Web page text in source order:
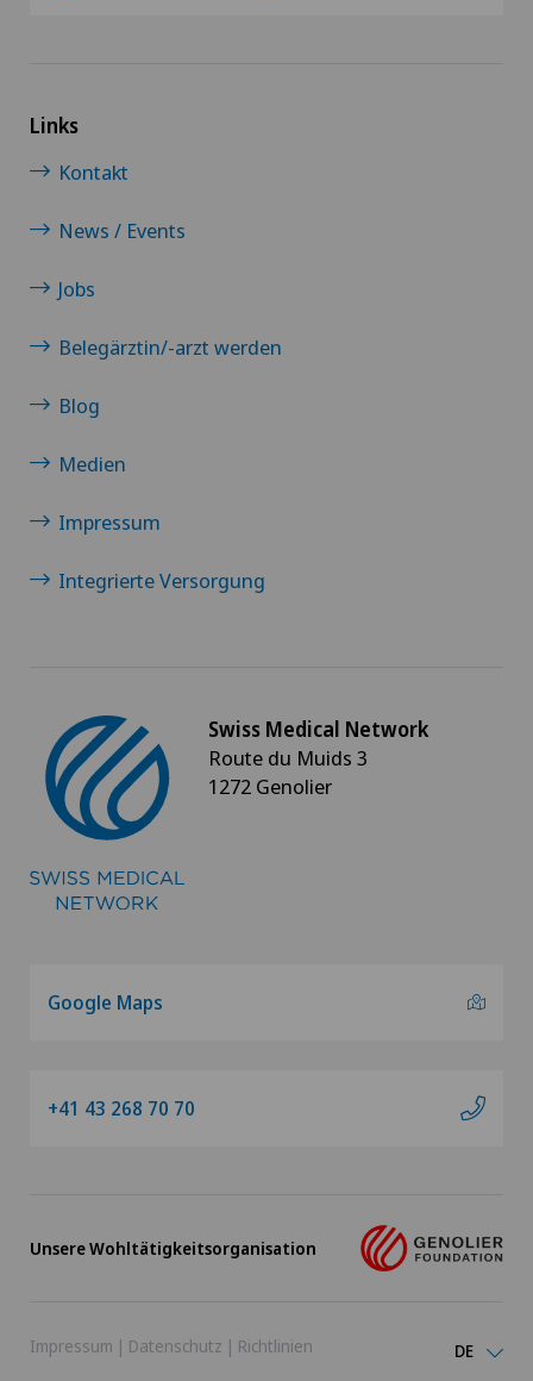
Links
Kontakt
News / Events
Jobs
Belegärztin/-arzt werden
Blog
Medien
Impressum
Integrierte Versorgung
Swiss Medical Network
Route du Muids 3
1272 Genolier
Google Maps
+41 43 268 70 70
Unsere Wohltätigkeitsorganisation
Impressum | Datenschutz | Richtlinien DE